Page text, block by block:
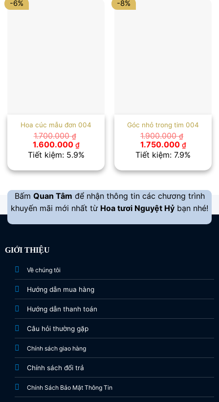
-6%
Hoa cúc mẫu đơn 004
1.700.000₫
Giá
gốc
là:
1.600.000 ₫Giá
hiện
tại
1.600.000 ₫.
Tiết kiệm: 5.9%
-8%
Góc nhỏ trong tim 004
1.900.000₫
Giá
gốc
là:
1.750.000 ₫Giá
hiện
tại
Tiết kiệm: 7.9%
Bấm Quan Tâm để nhận thông tin các chương trình
khuyến mãi mới nhất từ Hoa tươi Nguyệt Hỷ bạn nhé!
GIỚI THIỆU
Về chúng tôi
Hướng dẫn mua hàng
Hướng dẫn thanh toán
Câu hỏi thường gặp
Chính sách giao hàng
Chính sách đổi trả
Chính Sách Bảo Mật Thông Tin